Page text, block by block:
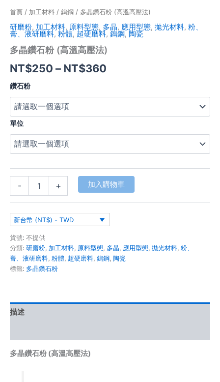
首頁 / 加工材料 / 鎢鋼 / 多晶鑽石粉 (高溫高壓法)
研磨粉, 加工材料, 原料型態, 多晶, 應用型態, 拋光材料, 粉、
膏、液研磨料, 粉體, 超硬磨料, 鎢鋼, 陶瓷
多晶鑽石粉 (高溫高壓法)
NT$250 – NT$360
鑽石粉
單位
- + 加入購物車
新台幣 (NT$) - TWD
貨號: 不提供
分類: 研磨粉, 加工材料, 原料型態, 多晶, 應用型態, 拋光材料, 粉、
膏、液研磨料, 粉體, 超硬磨料, 鎢鋼, 陶瓷
標籤: 多晶鑽石粉
描述
多晶鑽石粉 (高溫高壓法)